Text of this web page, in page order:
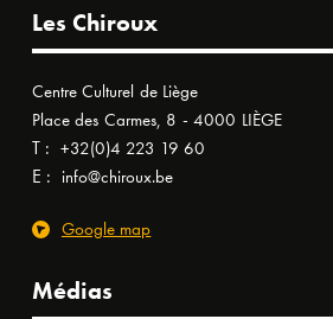
Les Chiroux
Centre Culturel de Liège
Place des Carmes, 8 - 4000 LIÈGE
T : +32(0)4 223 19 60
E : info@chiroux.be
Google map
Médias